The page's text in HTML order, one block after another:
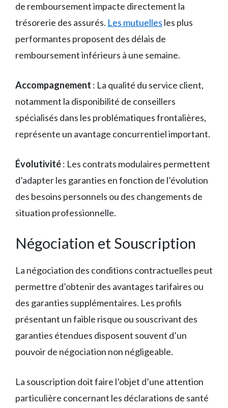
de remboursement impacte directement la
trésorerie des assurés. Les mutuelles les plus
performantes proposent des délais de
remboursement inférieurs à une semaine.
Accompagnement : La qualité du service client,
notamment la disponibilité de conseillers
spécialisés dans les problématiques frontalières,
représente un avantage concurrentiel important.
Évolutivité: Les contrats modulaires permettent
d’adapter les garanties en fonction de l’évolution
des besoins personnels ou des changements de
situation professionnelle.
Négociation et Souscription
La négociation des conditions contractuelles peut
permettre d’obtenir des avantages tarifaires ou
des garanties supplémentaires. Les profils
présentant un faible risque ou souscrivant des
garanties étendues disposent souvent d’un
pouvoir de négociation non négligeable.
La souscription doit faire l’objet d’une attention
particulière concernant les déclarations de santé